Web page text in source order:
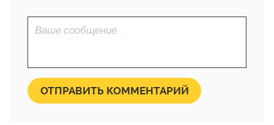
ОТПРАВИТЬ КОММЕНТАРИЙ